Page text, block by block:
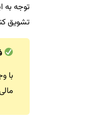
توجه به
تشویق
با